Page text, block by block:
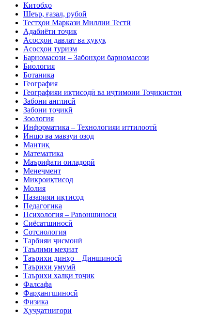
Китобҳо
Шеър, ғазал, рубоӣ
Тестҳои Маркази Миллии Тестӣ
Адабиёти тоҷик
Асосҳои давлат ва ҳуқуқ
Асосҳои туризм
Барномасозӣ – Забонҳои барномасозӣ
Биология
Ботаника
География
Географияи иқтисодӣ ва иҷтимоии Тоҷикистон
Забони англисӣ
Забони тоҷикӣ
Зоология
Информатика – Технологияи иттилоотӣ
Иншо ва мавзӯи озод
Мантиқ
Математика
Маърифати оиладорӣ
Менеҷмент
Микроиқтисод
Молия
Назарияи иқтисод
Педагогика
Психология – Равоншиносӣ
Сиёсатшиносӣ
Сотсиология
Тарбияи ҷисмонӣ
Таълими меҳнат
Таърихи динҳо – Диншиносӣ
Таърихи умумӣ
Таърихи халқи тоҷик
Фалсафа
Фарҳангшиносӣ
Физика
Ҳуҷҷатнигорӣ